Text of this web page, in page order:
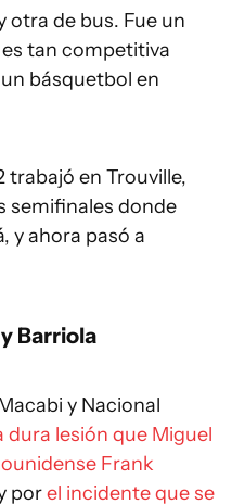
otra de bus. Fue un
tan competitiva
básquetbol en
trabajó en Trouville,
semifinales donde
y ahora pasó a
Barriola
y Nacional
dura lesión que Miguel
Frank
porel incidente que se